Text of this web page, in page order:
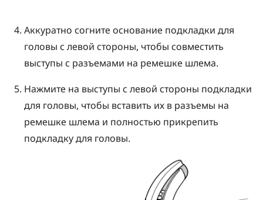
Аккуратно согните основание подкладки для
головы с левой стороны, чтобы совместить
выступы с разъемами на ремешке шлема.
Нажмите на выступы с левой стороны подкладки
для головы, чтобы вставить их в разъемы на
ремешке шлема и полностью прикрепить
подкладку для головы.